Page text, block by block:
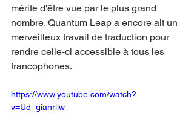
mérite d'être vue par le plus grand
nombre. Quantum Leap a encore ait un
merveilleux travail de traduction pour
rendre celle-ci accessible à tous les
francophones.
https://www.youtube.com/watch?
v=Ud_gianrilw